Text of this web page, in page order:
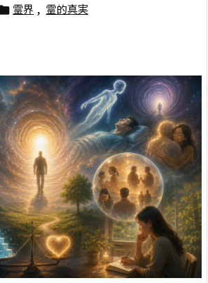
霊界 , 霊的真実